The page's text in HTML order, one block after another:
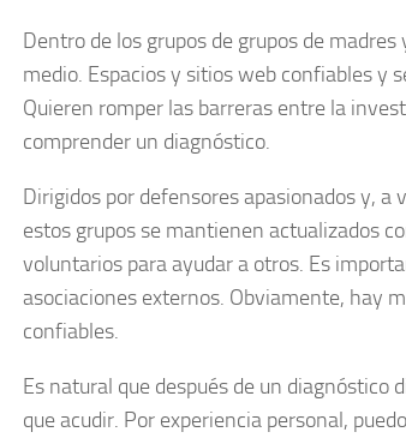
Dentro de los grupos de grupos de
medio. Espacios y sitios web confiables y
Quieren romper las barreras entre la
comprender un diagnóstico.
Dirigidos por defensores apasionados y, a
estos grupos se mantienen actualizados
voluntarios para ayudar a otros. Es
asociaciones externos. Obviamente, hay
confiables.
Es natural que después de un diagnóstico
que acudir. Por experiencia personal,